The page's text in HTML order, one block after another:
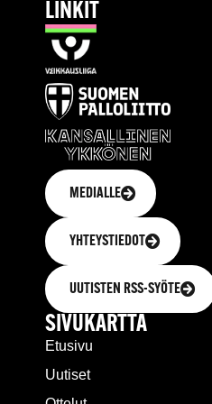
LINKIT
MEDIALLE
YHTEYSTIEDOT
UUTISTEN RSS-SYÖTE
SIVUKARTTA
Etusivu
Uutiset